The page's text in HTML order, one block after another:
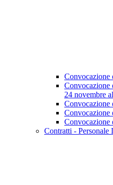
Convocazione
Convocazione
24 novembre
Convocazione
Convocazione
Convocazione
Contratti - Personale